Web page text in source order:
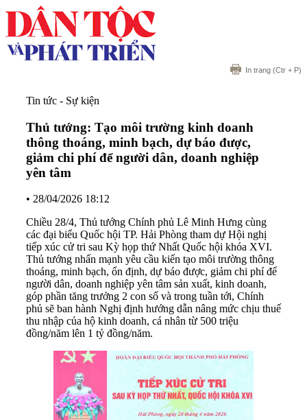
In trang (Ctr + P)
Tin tức - Sự kiện
Thủ tướng: Tạo môi trường kinh doanh
thông thoáng, minh bạch, dự báo được,
giảm chi phí để người dân, doanh nghiệp
yên tâm
• 28/04/2026 18:12
Chiều 28/4, Thủ tướng Chính phủ Lê Minh Hưng cùng
các đại biểu Quốc hội TP. Hải Phòng tham dự Hội nghị
tiếp xúc cử tri sau Kỳ họp thứ Nhất Quốc hội khóa XVI.
Thủ tướng nhấn mạnh yêu cầu kiến tạo môi trường thông
thoáng, minh bạch, ổn định, dự báo được, giảm chi phí để
người dân, doanh nghiệp yên tâm sản xuất, kinh doanh,
góp phần tăng trưởng 2 con số và trong tuần tới, Chính
phủ sẽ ban hành Nghị định hướng dẫn nâng mức chịu thuế
thu nhập của hộ kinh doanh, cá nhân từ 500 triệu
đồng/năm lên 1 tỷ đồng/năm.